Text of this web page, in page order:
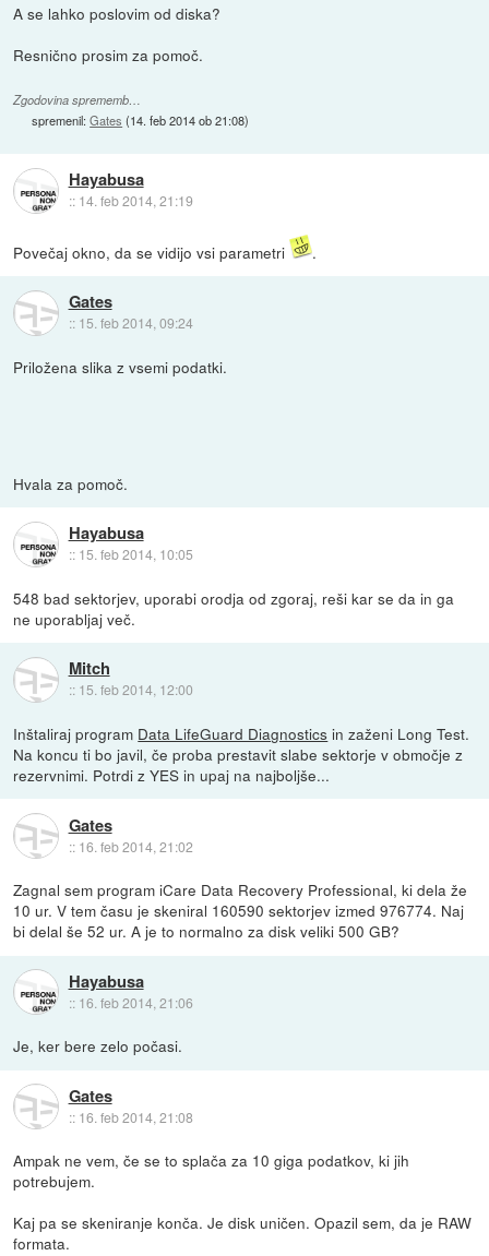
A se lahko poslovim od diska?
Resnično prosim za pomoč.
Zgodovina sprememb…
spremenil:Gates (14. feb 2014 ob 21:08)
Hayabusa
:: 14. feb 2014, 21:19
Povečaj okno, da se vidijo vsi parametri .
Gates
:: 15. feb 2014, 09:24
Priložena slika z vsemi podatki.
Hvala za pomoč.
Hayabusa
:: 15. feb 2014, 10:05
548 bad sektorjev, uporabi orodja od zgoraj, reši kar se da in ga
ne uporabljaj več.
Mitch
:: 15. feb 2014, 12:00
Inštaliraj program Data LifeGuard Diagnostics in zaženi Long Test.
Na koncu ti bo javil, če proba prestavit slabe sektorje v območje z
rezervnimi. Potrdi z YES in upaj na najboljše...
Gates
:: 16. feb 2014, 21:02
Zagnal sem program iCare Data Recovery Professional, ki dela že
10 ur. V tem času je skeniral 160590 sektorjev izmed 976774. Naj
bi delal še 52 ur. A je to normalno za disk veliki 500 GB?
Hayabusa
:: 16. feb 2014, 21:06
Je, ker bere zelo počasi.
Gates
:: 16. feb 2014, 21:08
Ampak ne vem, če se to splača za 10 giga podatkov, ki jih
potrebujem.
Kaj pa se skeniranje konča. Je disk uničen. Opazil sem, da je RAW
formata.